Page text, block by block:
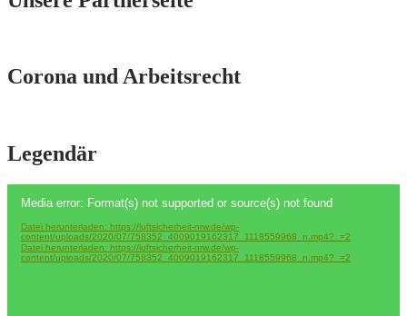
Corona und Arbeitsrecht
Legendär
Player
Media error: Format(s) not supported or source(s) not found
Datei herunterladen: https://luftsicherheit-nrw.de/wp-
content/uploads/2020/07/758352_4009019162317_1118559968_n.mp4?_=2
Datei herunterladen: https://luftsicherheit-nrw.de/wp-
content/uploads/2020/07/758352_4009019162317_1118559968_n.mp4?_=2